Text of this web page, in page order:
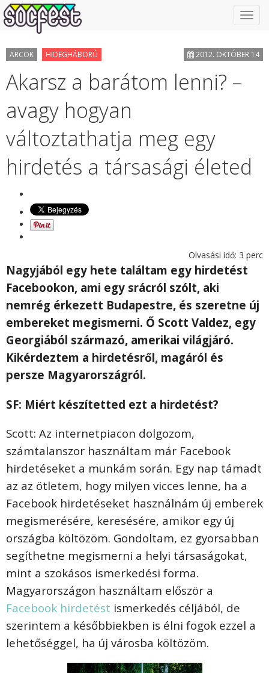
ARCOK HIDEGHÁBORÚ 2012. OKTÓBER 14
Akarsz a barátom lenni? –
avagy hogyan
változtathatja meg egy
hirdetés a társasági életed
Olvasási idő: 3 perc
Nagyjából egy hete találtam egy hirdetést
Facebookon, ami egy srácról szólt, aki
nemrég érkezett Budapestre, és szeretne új
embereket megismerni. Ő Scott Valdez, egy
Georgiából származó, amerikai világjáró.
Kikérdeztem a hirdetésről, magáról és
persze Magyarországról.
SF: Miért készítetted ezt a hirdetést?
Scott: Az internetpiacon dolgozom,
számtalanszor használtam már Facebook
hirdetéseket a munkám során. Egy nap támadt
az az ötletem, hogy milyen vicces lenne, ha a
Facebook hirdetéseket használnám új emberek
megismerésére, keresésére, amikor egy új
országba költözöm. Gondoltam, ez gyorsabban
segíthetne megismerni a helyi társaságokat,
mint a szokásos ismerkedési forma.
Magyarországon használtam először a
Facebook hirdetést ismerkedés céljából, de
szerintem a későbbiekben is élni fogok ezzel a
lehetőséggel, ha új városba költözöm.